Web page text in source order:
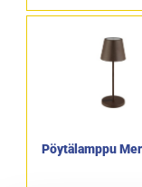
Kaukosäädin
Pöytälamppu